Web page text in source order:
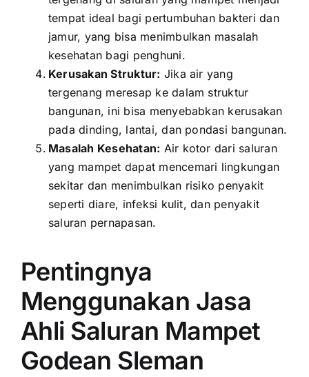
tempat ideal bagi pertumbuhan bakteri dan
jamur, yang bisa menimbulkan masalah
kesehatan bagi penghuni.
Kerusakan Struktur: Jika air yang
tergenang meresap ke dalam struktur
bangunan, ini bisa menyebabkan kerusakan
pada dinding, lantai, dan pondasi bangunan.
Masalah Kesehatan: Air kotor dari saluran
yang mampet dapat mencemari lingkungan
sekitar dan menimbulkan risiko penyakit
seperti diare, infeksi kulit, dan penyakit
saluran pernapasan.
Pentingnya
Menggunakan Jasa
Ahli Saluran Mampet
Godean Sleman